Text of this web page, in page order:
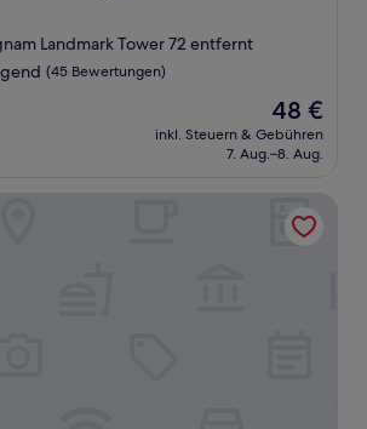
Landmark Tower 72 entfernt
(45 Bewertungen)
Der
Preis
beträgt
48 €
inkl. Steuern & Gebühren
7. Aug.–8. Aug.